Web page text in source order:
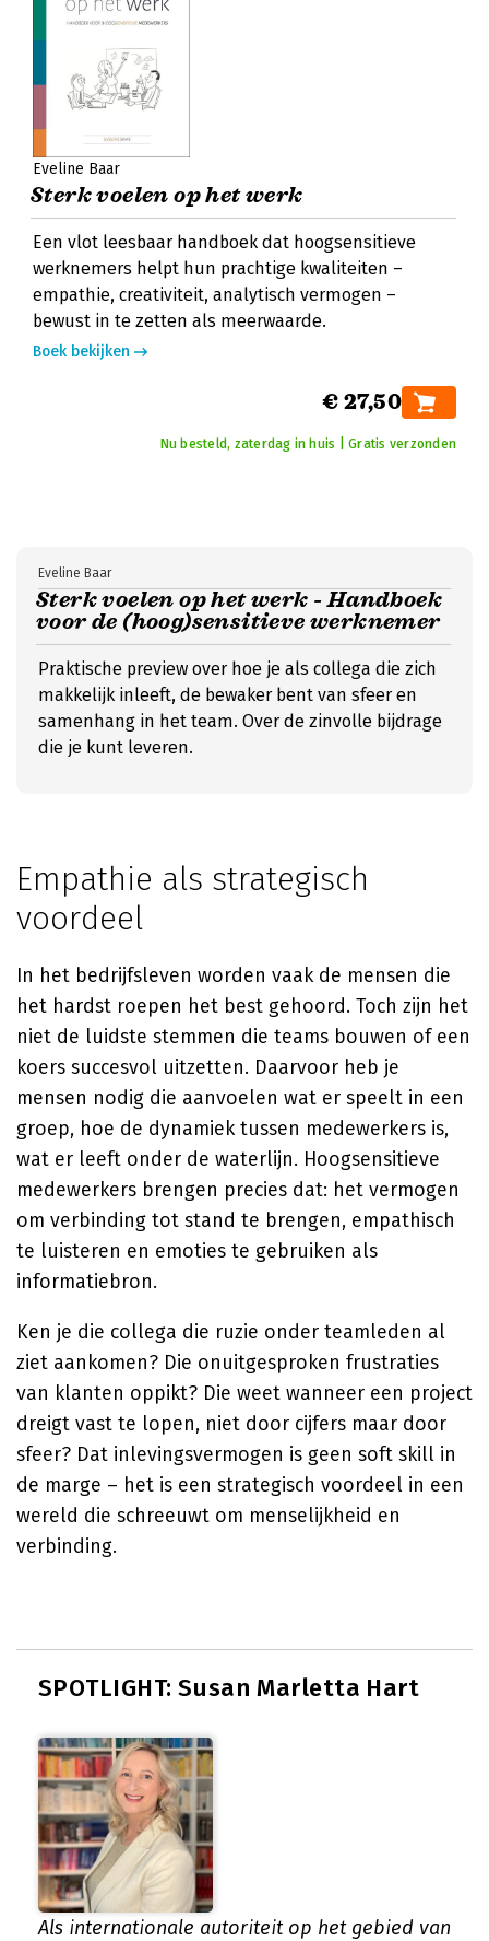
Eveline Baar
Sterk voelen op het werk
Een vlot leesbaar handboek dat hoogsensitieve
werknemers helpt hun prachtige kwaliteiten –
empathie, creativiteit, analytisch vermogen –
bewust in te zetten als meerwaarde.
Boek bekijken
€ 27,50
Nu besteld, zaterdag in huis | Gratis verzonden
Sterk voelen op het werk - Handboek
voor de (hoog)sensitieve werknemer
Eveline Baar
Praktische preview over hoe je als collega die zich
makkelijk inleeft, de bewaker bent van sfeer en
samenhang in het team. Over de zinvolle bijdrage
die je kunt leveren.
Empathie als strategisch
voordeel
In het bedrijfsleven worden vaak de mensen die
het hardst roepen het best gehoord. Toch zijn het
niet de luidste stemmen die teams bouwen of een
koers succesvol uitzetten. Daarvoor heb je
mensen nodig die aanvoelen wat er speelt in een
groep, hoe de dynamiek tussen medewerkers is,
wat er leeft onder de waterlijn. Hoogsensitieve
medewerkers brengen precies dat: het vermogen
om verbinding tot stand te brengen, empathisch
te luisteren en emoties te gebruiken als
informatiebron.
Ken je die collega die ruzie onder teamleden al
ziet aankomen? Die onuitgesproken frustraties
van klanten oppikt? Die weet wanneer een project
dreigt vast te lopen, niet door cijfers maar door
sfeer? Dat inlevingsvermogen is geen soft skill in
de marge – het is een strategisch voordeel in een
wereld die schreeuwt om menselijkheid en
verbinding.
SPOTLIGHT: Susan Marletta Hart
Als internationale autoriteit op het gebied van